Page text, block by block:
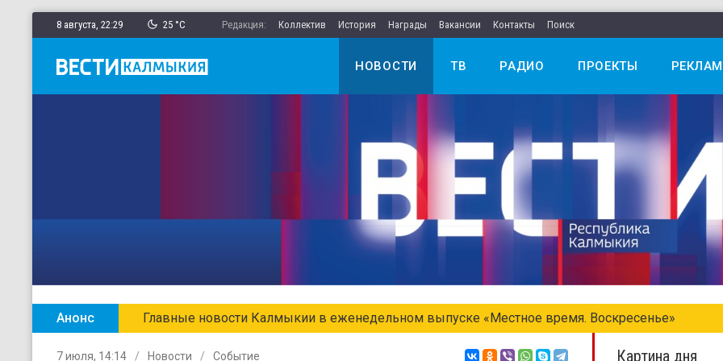
8 августа, 22:29 25 °C Редакция: Коллектив История Награды Вакансии Контакты Поиск
НОВОСТИ ТВ РАДИО ПРОЕКТЫ
Анонс Главные новости Калмыкии в еженедельном выпуске «Местное время. Воскресенье»
7 июля, 14:14 Новости Событие Картина дня